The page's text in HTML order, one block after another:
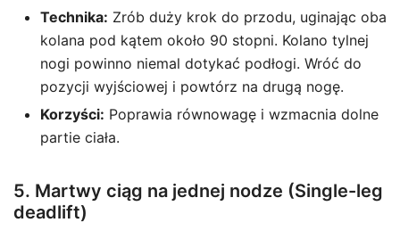
Technika: Zrób duży krok do przodu, uginając oba
kolana pod kątem około 90 stopni. Kolano tylnej
nogi powinno niemal dotykać podłogi. Wróć do
pozycji wyjściowej i powtórz na drugą nogę.
Korzyści: Poprawia równowagę i wzmacnia dolne
partie ciała.
5. Martwy ciąg na jednej nodze (Single-leg
deadlift)